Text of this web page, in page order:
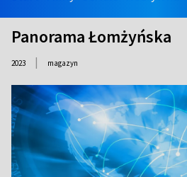
Panorama Łomżyńska
2023 | magazyn